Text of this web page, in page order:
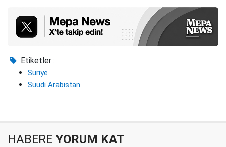
Etiketler :
Suriye
Suudi Arabistan
HABERE YORUM KAT